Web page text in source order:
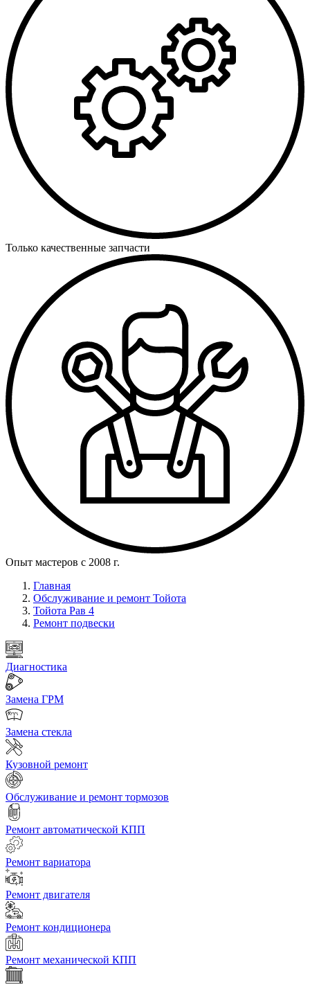
Только качественные запчасти
Опыт мастеров с 2008 г.
Главная
Обслуживание и ремонт Тойота
Тойота Рав 4
Ремонт подвески
Диагностика
Замена ГРМ
Замена стекла
Кузовной ремонт
Обслуживание и ремонт тормозов
Ремонт автоматической КПП
Ремонт вариатора
Ремонт двигателя
Ремонт кондиционера
Ремонт механической КПП